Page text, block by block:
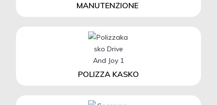
MANUTENZIONE
POLIZZA KASKO